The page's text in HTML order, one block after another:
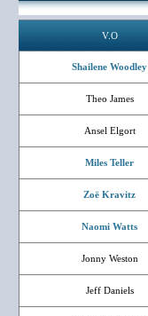
V.O
Shailene Woodley
Theo James
Ansel Elgort
Miles Teller
Zoë Kravitz
Naomi Watts
Jonny Weston
Jeff Daniels